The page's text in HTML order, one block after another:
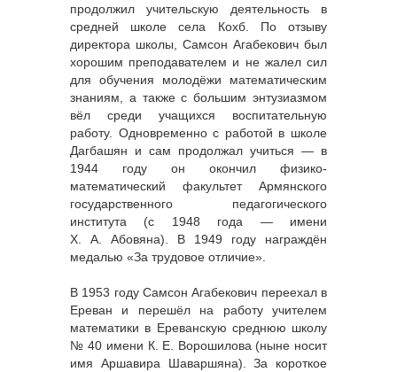
продолжил учительскую деятельность в
средней школе села Кохб. По отзыву
директора школы, Самсон Агабекович был
хорошим преподавателем и не жалел сил
для обучения молодёжи математическим
знаниям, а также с большим энтузиазмом
вёл среди учащихся воспитательную
работу. Одновременно с работой в школе
Дагбашян и сам продолжал учиться — в
1944 году он окончил физико-
математический факультет Армянского
государственного педагогического
института (с 1948 года — имени
Х. А. Абовяна). В 1949 году награждён
медалью «За трудовое отличие».
В 1953 году Самсон Агабекович переехал в
Ереван и перешёл на работу учителем
математики в Ереванскую среднюю школу
№ 40 имени К. Е. Ворошилова (ныне носит
имя Аршавира Шаваршяна). За короткое